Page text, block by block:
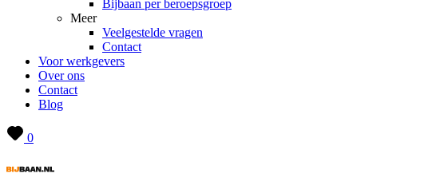
Bijbaan per beroepsgroep
Meer
Veelgestelde vragen
Contact
Voor werkgevers
Over ons
Contact
Blog
0